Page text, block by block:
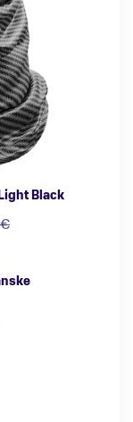
Black